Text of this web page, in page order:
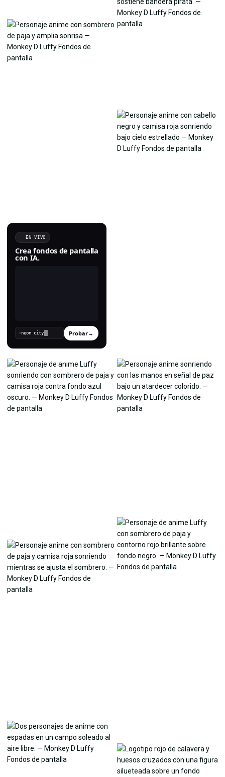
EN VIVO
Crea fondos de pantalla
con IA.
› Probar →